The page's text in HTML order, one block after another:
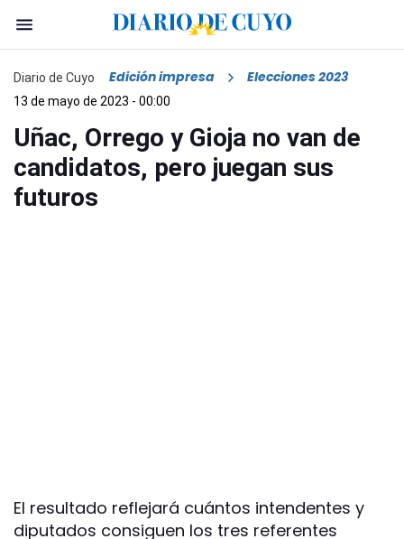
Diario de Cuyo Edición impresa Elecciones 2023
13 de mayo de 2023 - 00:00
Uñac, Orrego y Gioja no van de
candidatos, pero juegan sus
futuros
El resultado reflejará cuántos intendentes y
diputados consiguen los tres referentes